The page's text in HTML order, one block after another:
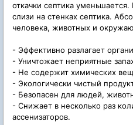
откачки септика
слизи на стенках септика.
человека, животных и
- Эффективно разлагает
- Уничтожает неприятные
- Не содержит химических
- Экологически чистый
- Безопасен для людей,
- Снижает в несколько раз
ассенизаторов.